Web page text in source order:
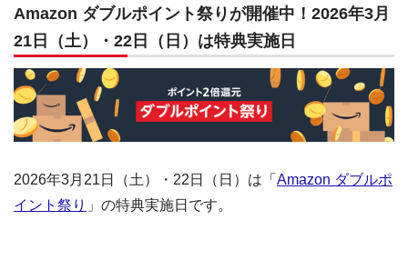
Amazon ダブルポイント祭りが開催中！2026年3月
21日（土）・22日（日）は特典実施日
2026年3月21日（土）・22日（日）は「 Amazon ダブルポ
イント祭り 」の特典実施日です。